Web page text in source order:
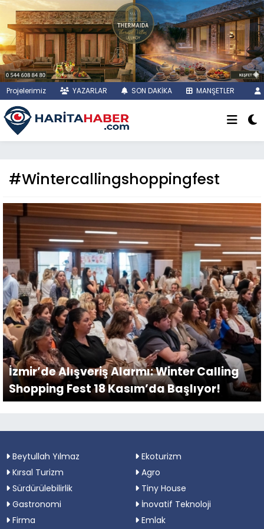
Projelerimiz YAZARLAR SON DAKİKA MANŞETLER
#Wintercallingshoppingfest
İzmir’de Alışveriş Alarmı: Winter Calling
Shopping Fest 18 Kasım’da Başlıyor!
Beytullah Yılmaz
Ekoturizm
Kırsal Turizm
Agro
Sürdürülebilirlik
Tiny House
Gastronomi
İnovatif Teknoloji
Firma
Emlak